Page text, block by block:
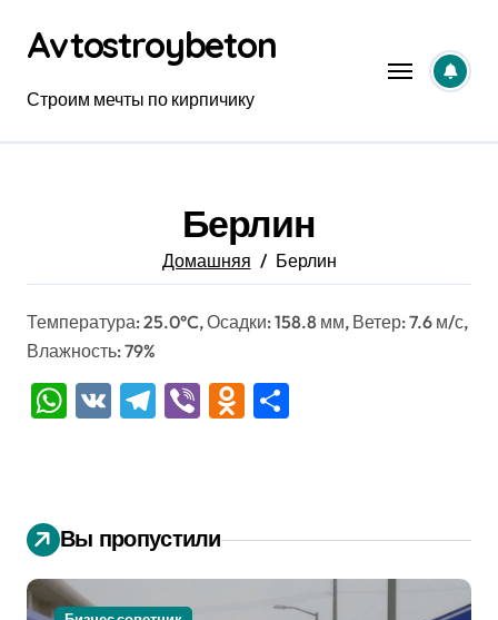
содержанию
Avtostroybeton
Строим мечты по кирпичику
Берлин
Домашняя Берлин
Температура: 25.0°C, Осадки: 158.8 мм, Ветер: 7.6 м/с,
Влажность: 79%
WhatsApp
VK Telegram
ViberOdnoklassniki
Вы пропустили